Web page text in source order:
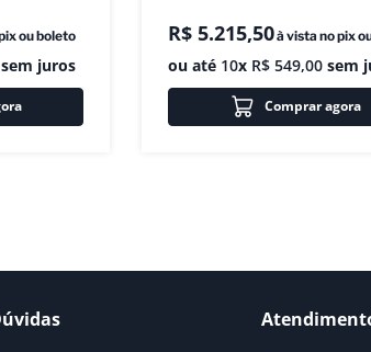
ou boleto
juros
R$ 5.215,50à vista no pix
ou até 10x R$ 549,00sem
Comprar agora